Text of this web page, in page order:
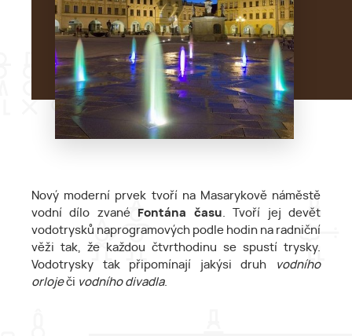
Nový moderní prvek tvoří na Masarykově náměstě
vodní dílo zvané
Fontána času. Tvoří jej devět
vodotrysků naprogramových podle hodin na radniční
věži tak, že každou čtvrthodinu se spustí trysky.
Vodotrysky tak připomínají jakýsi druh
vodního
orloječi vodního divadla.